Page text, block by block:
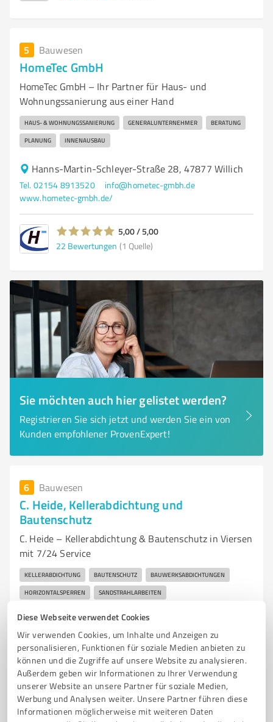
Diese Webseite verwendet Cookies
Wir verwenden Cookies, um Inhalte und Anzeigen zu
personalisieren, Funktionen für soziale Medien anbieten zu
können und die Zugriffe auf unsere Website zu analysieren.
Außerdem geben wir Informationen zu Ihrer Verwendung
unserer Website an unsere Partner für soziale Medien,
Werbung und Analysen weiter. Unsere Partner führen diese
Informationen möglicherweise mit weiteren Daten
5 Bauwesen
HomeTec GmbH
HomeTec GmbH – Ihr Partner für Haus- und
Wohnungssanierung aus einer Hand
HAUS- & WOHNUNGSSANIERUNG GENERALUNTERNEHMER BERATUNG
PLANUNG INNENAUSBAU
Hanns-Martin-Schleyer-Straße 28, 47877 Willich
Tel. 02154 8913520
info@hometec-gmbh.de
www.hometec-gmbh.de/
5,00 / 5,00
22 Bewertungen (1 Quelle)
Sie möchten auch hier gelistet werden?
Registrieren Sie sich jetzt und werden Sie ein von
Kunden empfohlener ProvenExpert!
6 Bauwesen
C. Heide, Kellerabdichtung und
Bautenschutz
C. Heide – Kellerabdichtung & Bautenschutz in Viersen
mit 7/24 Service
KELLERABDICHTUNG BAUTENSCHUTZ BAUWERKSABDICHTUNGEN
HORIZONTALSPERREN SANDSTRAHLARBEITEN
Breyeller Str. 18, 41751 Viersen
info@viersen-sanierung.de www.viersen-sanierung.de/
5,00 / 5,00
39Bewertungen (1 Quelle)